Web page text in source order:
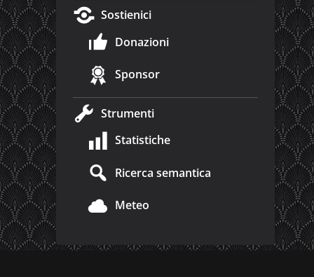
Sostienici
Donazioni
Sponsor
Strumenti
Statistiche
Ricerca semantica
Meteo